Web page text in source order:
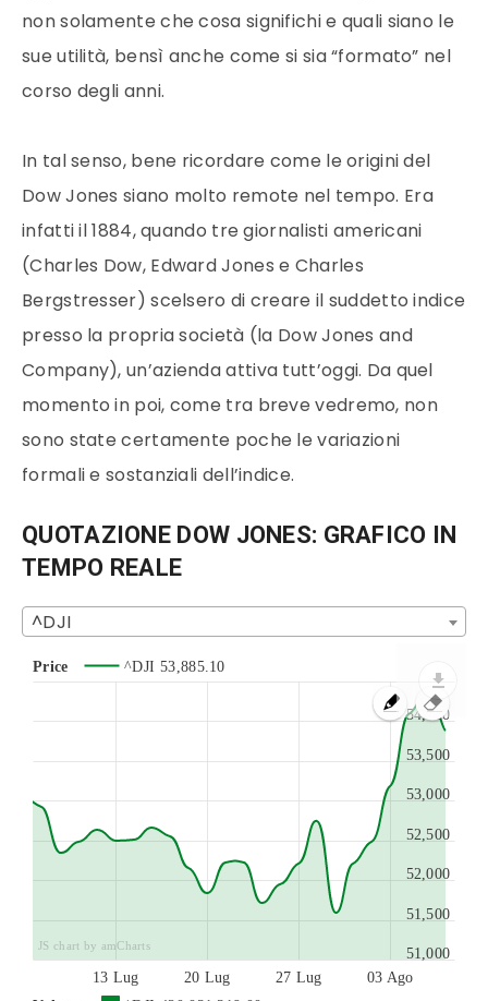
non solamente che cosa significhi e quali siano le
sue utilità, bensì anche come si sia “formato” nel
corso degli anni.
In tal senso, bene ricordare come le origini del
Dow Jones siano molto remote nel tempo. Era
infatti il 1884, quando tre giornalisti americani
(Charles Dow, Edward Jones e Charles
Bergstresser) scelsero di creare il suddetto indice
presso la propria società (la Dow Jones and
Company), un’azienda attiva tutt’oggi. Da quel
momento in poi, come tra breve vedremo, non
sono state certamente poche le variazioni
formali e sostanziali dell’indice.
QUOTAZIONE DOW JONES: GRAFICO IN
TEMPO REALE
^DJI
Price ^DJI 53,885.10
13 Lug 20 Lug 27 Lug 03 Ago
51,000
51,500
52,000
52,500
53,000
53,500
54,000
JS chart by amCharts